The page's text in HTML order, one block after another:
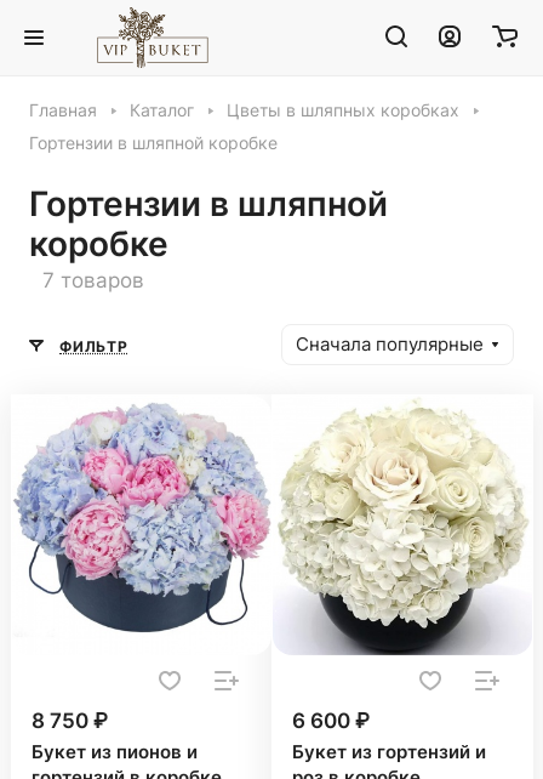
Главная Каталог
Цветы в шляпных коробках
Гортензии в шляпной коробке
Гортензии в шляпной
коробке
7 товаров
ФИЛЬТР Сначала популярные
8 750 ₽
Букет из пионов и
6 600 ₽
Букет из гортензий и